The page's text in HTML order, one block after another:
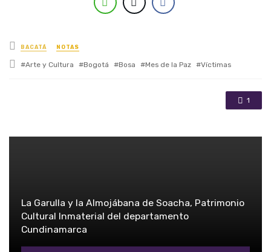
Posted in
BACATÁ NOTAS
Tagged with
Arte y Cultura Bogotá Bosa Mes de la Paz Víctimas
1
La Garulla y la Almojábana de Soacha, Patrimonio
Cultural Inmaterial del departamento
Cundinamarca